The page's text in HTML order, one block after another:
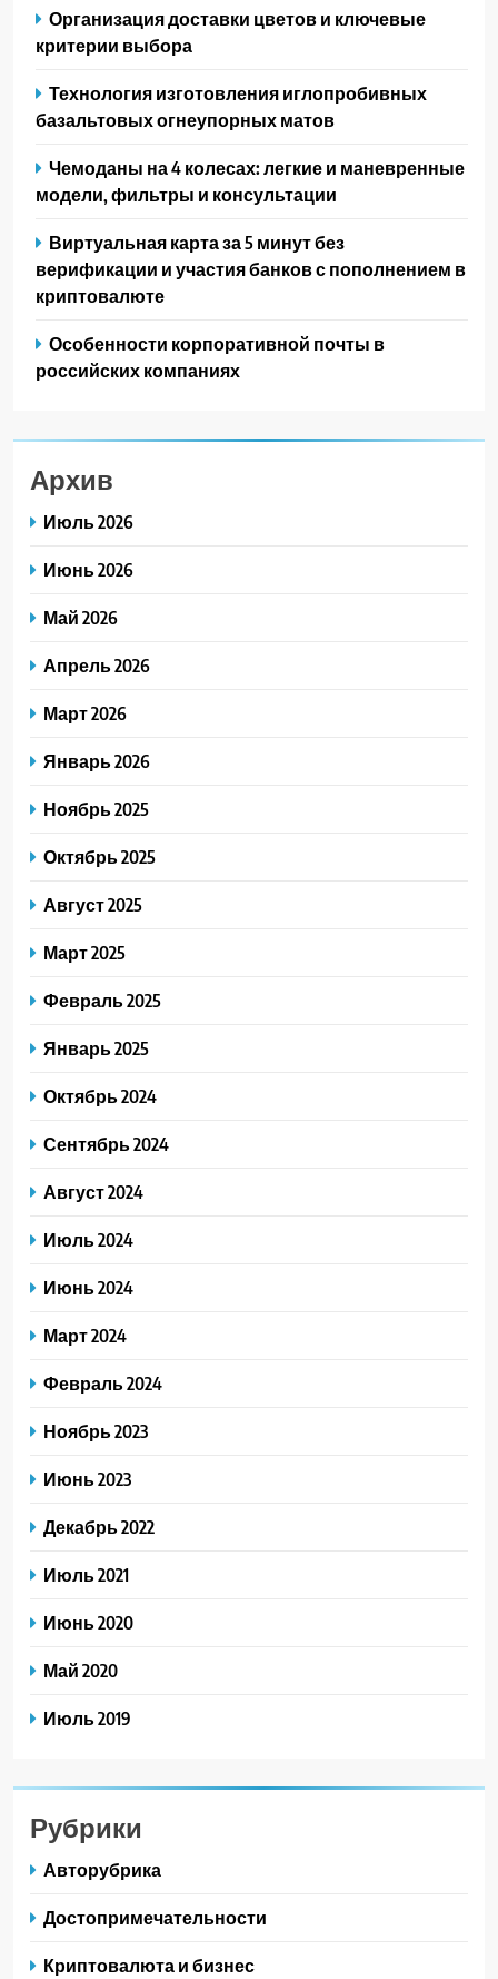
Организация доставки цветов и ключевые
критерии выбора
Технология изготовления иглопробивных
базальтовых огнеупорных матов
Чемоданы на 4 колесах: легкие и маневренные
модели, фильтры и консультации
Виртуальная карта за 5 минут без
верификации и участия банков с пополнением в
криптовалюте
Особенности корпоративной почты в
российских компаниях
Архив
Июль 2026
Июнь 2026
Май 2026
Апрель 2026
Март 2026
Январь 2026
Ноябрь 2025
Октябрь 2025
Август 2025
Март 2025
Февраль 2025
Январь 2025
Октябрь 2024
Сентябрь 2024
Август 2024
Июль 2024
Июнь 2024
Март 2024
Февраль 2024
Ноябрь 2023
Июнь 2023
Декабрь 2022
Июль 2021
Июнь 2020
Май 2020
Июль 2019
Рубрики
Авторубрика
Достопримечательности
Криптовалюта и бизнес